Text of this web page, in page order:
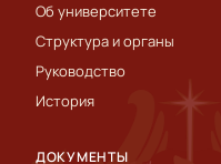
Об университете
Структура и органы
Руководство
История
ДОКУМЕНТЫ